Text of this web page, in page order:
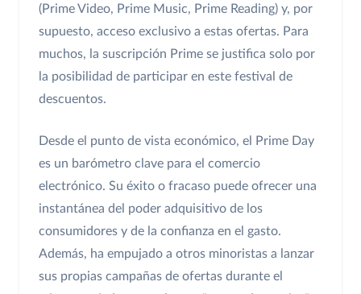
(Prime Video, Prime Music, Prime Reading) y, por
supuesto, acceso exclusivo a estas ofertas. Para
muchos, la suscripción Prime se justifica solo por
la posibilidad de participar en este festival de
descuentos.
Desde el punto de vista económico, el Prime Day
es un barómetro clave para el comercio
electrónico. Su éxito o fracaso puede ofrecer una
instantánea del poder adquisitivo de los
consumidores y de la confianza en el gasto.
Además, ha empujado a otros minoristas a lanzar
sus propias campañas de ofertas durante el